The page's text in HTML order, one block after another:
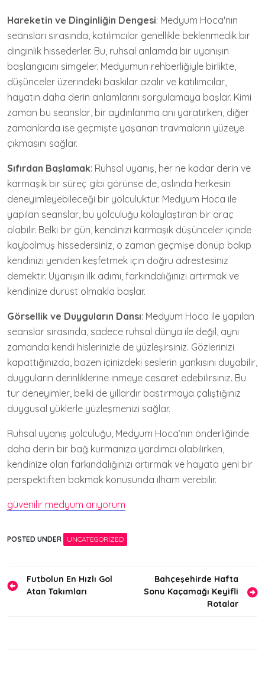
Hareketin ve Dinginliğin Dengesi: Medyum Hoca'nın
seansları sırasında, katılımcılar genellikle beklenmedik bir
dinginlik hissederler. Bu, ruhsal anlamda bir uyanışın
başlangıcını simgeler. Medyumun rehberliğiyle birlikte,
düşünceler üzerindeki baskılar azalır ve katılımcılar,
hayatın daha derin anlamlarını sorgulamaya başlar. Kimi
zaman bu seanslar, bir aydınlanma anı yaratırken, diğer
zamanlarda ise geçmişte yaşanan travmaların yüzeye
çıkmasını sağlar.
Sıfırdan Başlamak: Ruhsal uyanış, her ne kadar derin ve
karmaşık bir süreç gibi görünse de, aslında herkesin
deneyimleyebileceği bir yolculuktur. Medyum Hoca ile
yapılan seanslar, bu yolculuğu kolaylaştıran bir araç
olabilir. Belki bir gün, kendinizi karmaşık düşünceler içinde
kaybolmuş hissedersiniz, o zaman geçmişe dönüp bakıp
kendinizi yeniden keşfetmek için doğru adrestesiniz
demektir. Uyanışın ilk adımı, farkındalığınızı artırmak ve
kendinize dürüst olmakla başlar.
Görsellik ve Duyguların Dansı: Medyum Hoca ile yapılan
seanslar sırasında, sadece ruhsal dünya ile değil, aynı
zamanda kendi hislerinizle de yüzleşirsiniz. Gözlerinizi
kapattığınızda, bazen içinizdeki seslerin yankısını duyabilir,
duyguların derinliklerine inmeye cesaret edebilirsiniz. Bu
tür deneyimler, belki de yıllardır bastırmaya çalıştığınız
duygusal yüklerle yüzleşmenizi sağlar.
Ruhsal uyanış yolculuğu, Medyum Hoca’nın önderliğinde
daha derin bir bağ kurmanıza yardımcı olabilirken,
kendinize olan farkındalığınızı artırmak ve hayata yeni bir
perspektiften bakmak konusunda ilham verebilir.
güvenilir medyum arıyorum
POSTED UNDER UNCATEGORIZED
Yazı
gezinmesi
Futbolun En Hızlı Gol
Atan Takımları
Bahçeşehirde Hafta
Sonu Kaçamağı Keyifli
Rotalar